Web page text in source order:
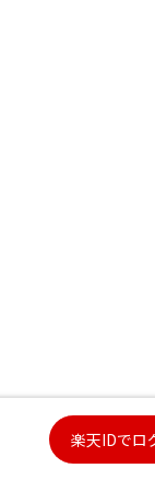
楽天IDでロ